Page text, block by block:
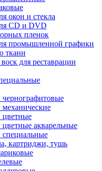
окон и стекла
CD и DVD
пленок
промышленной графики
ткани
для реставрации
акварельные
картриджи, тушь